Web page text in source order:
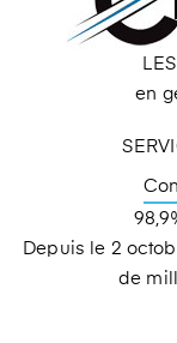
en
Depuis le 2
de